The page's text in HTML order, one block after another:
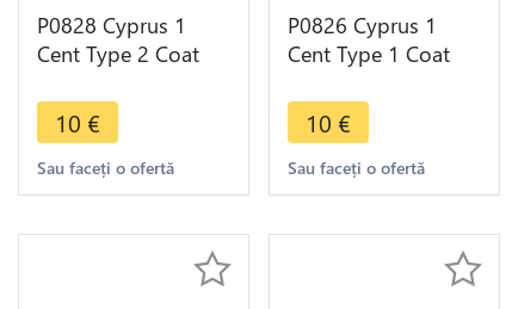
P0828 Cyprus 1
Cent Type 2 Coat
Georgiou 2003 FDC
-> Make offer
10 €
Sau faceți o ofertă
P0826 Cyprus 1
Cent Type 1 Coat
Georgiou 1983 FDC
-> Make offer
10 €
Sau faceți o ofertă